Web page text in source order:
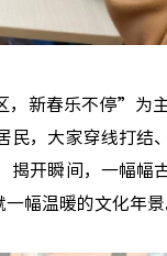
新春乐不停”为主
，大家穿线打结
揭开瞬间，一幅幅
幅温暖的文化年景